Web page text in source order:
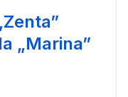
„Marina”